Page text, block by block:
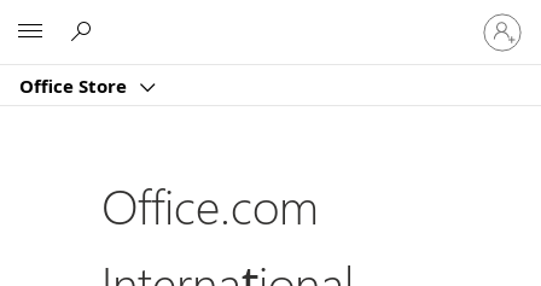
Office Store
vă
la
dvs.
Office.com